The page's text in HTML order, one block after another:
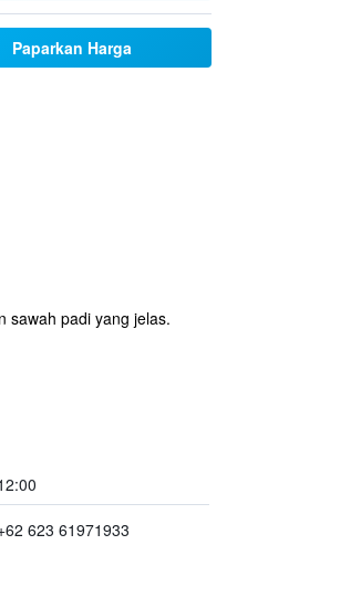
Paparkan Harga
sawah padi yang jelas.
623 61971933